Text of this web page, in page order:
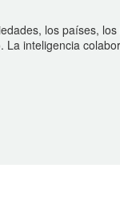
los países,
La inteligencia